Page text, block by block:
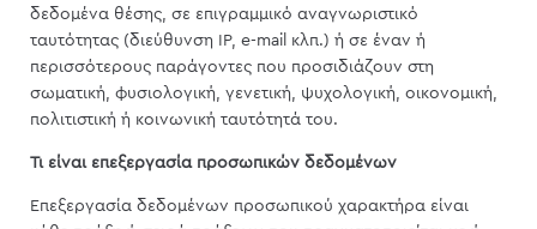
δεδομένα θέσης, σε επιγραμμικό αναγνωριστικό
ταυτότητας (διεύθυνση ΙΡ, e-mail κλπ.) ή σε έναν ή
περισσότερους παράγοντες που προσιδιάζουν στη
σωματική, φυσιολογική, γενετική, ψυχολογική, οικονομική,
πολιτιστική ή κοινωνική ταυτότητά του.
Τι είναι επεξεργασία προσωπικών δεδομένων
Επεξεργασία δεδομένων προσωπικού χαρακτήρα είναι